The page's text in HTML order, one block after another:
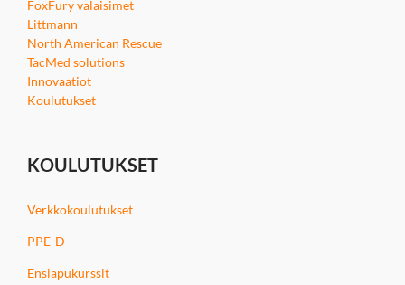
FoxFury valaisimet
Littmann
North American Rescue
TacMed solutions
Innovaatiot
Koulutukset
KOULUTUKSET
Verkkokoulutukset
PPE-D
Ensiapukurssit